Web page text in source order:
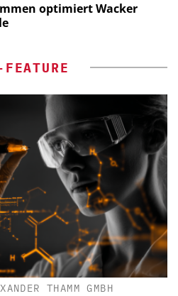
optimiert Wacker
THAMM GMBH